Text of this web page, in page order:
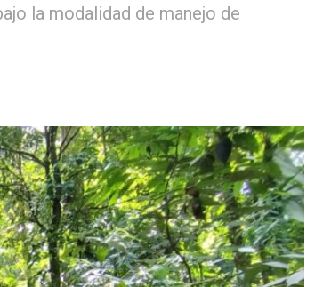
la modalidad de manejo de